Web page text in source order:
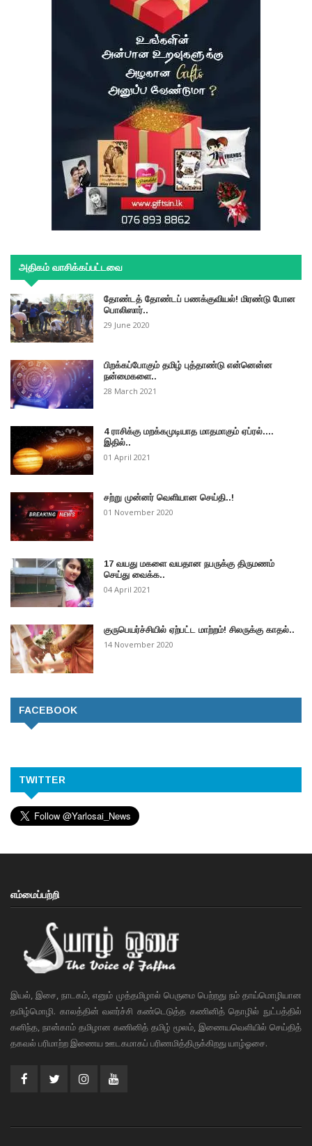
அதிகம் வாசிக்கப்பட்டவை
தோண்டத் தோண்டப் பணக்குவியல்! மிரண்டு போன
பொலிஸார்..
29 June 2020
பிறக்கப்போகும் தமிழ் புத்தாண்டு என்னென்ன
நன்மைகளை..
28 March 2021
4 ராசிக்கு மறக்கமுடியாத மாதமாகும் ஏப்ரல்....
இதில்..
01 April 2021
சற்று முன்னர் வெளியான செய்தி..!
01 November 2020
17 வயது மகளை வயதான நபருக்கு திருமணம்
செய்து வைக்க..
04 April 2021
குருபெயர்ச்சியில் ஏற்பட்ட மாற்றம்! சிலருக்கு காதல்..
14 November 2020
FACEBOOK
TWITTER
எம்மைப்பற்றி
இயல், இசை, நாடகம், எனும் முத்தமிழால் பெருமை பெற்றது நம் தாய்மொழியான
தமிழ்மொழி. காலத்தின் வளர்ச்சி கண்டெடுத்த கணினித் தொழில் நுட்பத்தில்
கனிந்த, நான்காம் தமிழான கணினித் தமிழ் மூலம், இணையவெளியில் செய்தித்
தகவல் பரிமாற்ற இணைய ஊடகமாகப் பரிணமித்திருக்கிறது யாழ்ஓசை.